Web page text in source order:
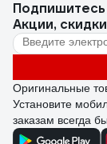
Подпишитесь
Акции,
Оригинальные
Установите
заказам всегда